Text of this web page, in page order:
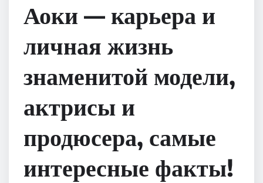
Аоки — карьера и
личная жизнь
знаменитой модели,
актрисы и
продюсера, самые
интересные факты!